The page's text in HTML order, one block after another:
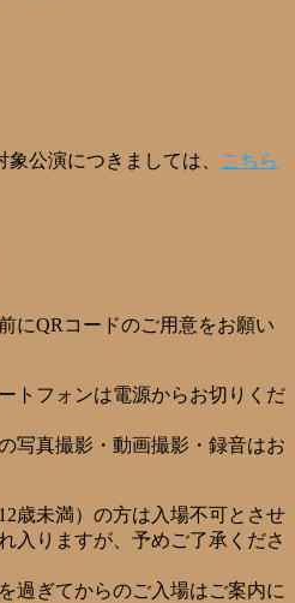
公演につきましては、
こちら
にQRコードのご用意をお願い
トフォンは電源からお切りくだ
写真撮影・動画撮影・録音はお
歳未満）の方は入場不可とさせ
入りますが、予めご了承くださ
過ぎてからのご入場はご案内に